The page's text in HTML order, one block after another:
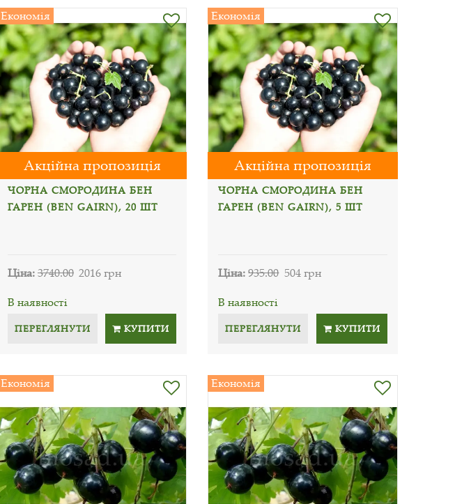
Економія
Акційна пропозиція
ЧОРНА СМОРОДИНА БЕН
ГАРЕН (BEN GAIRN), 20 ШТ
Ціна:3740.00 2016 грн
В наявності
ПЕРЕГЛЯНУТИ КУПИТИ
Економія
Акційна пропозиція
ЧОРНА СМОРОДИНА БЕН
ГАРЕН (BEN GAIRN), 5 ШТ
Ціна:935.00 504 грн
В наявності
ПЕРЕГЛЯНУТИ КУПИТИ
Економія Економія